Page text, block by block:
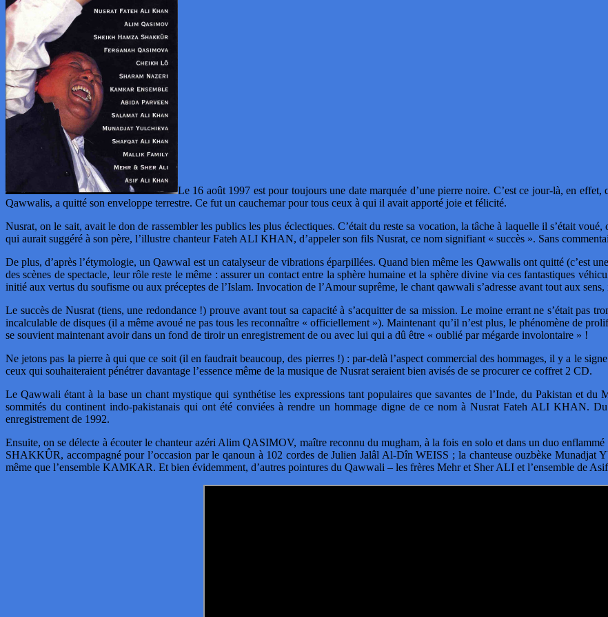
Le 16 août 1997 est pour toujours une date marquée d’une pierre noire. C’est ce jour-là, en
Qawwalis, a quitté son enveloppe terrestre. Ce fut un cauchemar pour tous ceux à qui il avait apporté joie et félicité.
Nusrat, on le sait, avait le don de rassembler les publics les plus éclectiques. C’était du reste sa vocation, la tâche à laquelle il s’était
qui aurait suggéré à son père, l’illustre chanteur Fateh ALI KHAN, d’appeler son fils Nusrat, ce nom signifiant « succès ». Sans
De plus, d’après l’étymologie, un Qawwal est un catalyseur de vibrations éparpillées. Quand bien même les Qawwalis ont quitté (c’est
des scènes de spectacle, leur rôle reste le même : assurer un contact entre la sphère humaine et la sphère divine via ces fantastiques
initié aux vertus du soufisme ou aux préceptes de l’Islam. Invocation de l’Amour suprême, le chant qawwali s’adresse avant tout aux
Le succès de Nusrat (tiens, une redondance !) prouve avant tout sa capacité à s’acquitter de sa mission. Le moine errant ne s’était
incalculable de disques (il a même avoué ne pas tous les reconnaître « officiellement »). Maintenant qu’il n’est plus, le phénomène de
se souvient maintenant avoir dans un fond de tiroir un enregistrement de ou avec lui qui a dû être « oublié par mégarde involontaire » !
Ne jetons pas la pierre à qui que ce soit (il en faudrait beaucoup, des pierres !) : par-delà l’aspect commercial des hommages, il y a le
ceux qui souhaiteraient pénétrer davantage l’essence même de la musique de Nusrat seraient bien avisés de se procurer ce coffret 2 CD.
Le Qawwali étant à la base un chant mystique qui synthétise les expressions tant populaires que savantes de l’Inde, du Pakistan et du
sommités du continent indo-pakistanais qui ont été conviées à rendre un hommage digne de ce nom à Nusrat Fateh ALI KHAN.
enregistrement de 1992.
Ensuite, on se délecte à écouter le chanteur azéri Alim QASIMOV, maître reconnu du mugham, à la fois en solo et dans un duo
SHAKKÛR, accompagné pour l’occasion par le qanoun à 102 cordes de Julien Jalâl Al-Dîn WEISS ; la chanteuse ouzbèke
même que l’ensemble KAMKAR. Et bien évidemment, d’autres pointures du Qawwali – les frères Mehr et Sher ALI et l’ensemble de